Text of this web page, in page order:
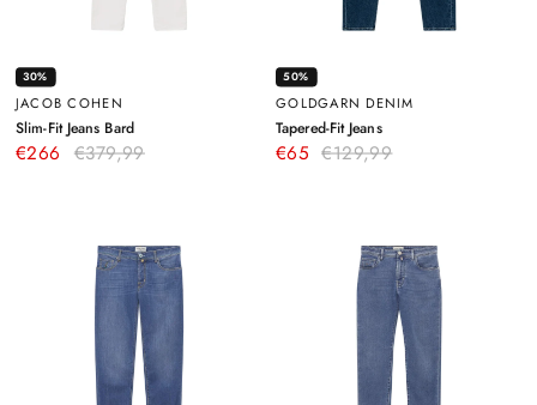
30%
JACOB COHEN
Slim-Fit Jeans Bard–
Weiß
€266 €379,99
50%
GOLDGARN DENIM
Tapered-Fit Jeans–
Blau
€65 €129,99